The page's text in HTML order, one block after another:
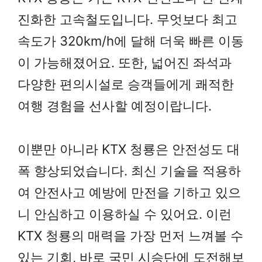
진화한 고속철도입니다. 무엇보다 최고
속도가 320km/h에 달해 더욱 빠른 이동
이 가능해졌어요. 또한, 넓어진 좌석과
다양한 편의시설로 승객들에게 쾌적한
여행 경험을 선사할 예정이랍니다.
이뿐만 아니라 KTX 청룡은 안전성도 대
폭 향상되었습니다. 최신 기술을 적용하
여 안전사고 예방에 만전을 기하고 있으
니 안심하고 이용하실 수 있어요. 이런
KTX 청룡의 매력을 가장 먼저 느껴볼 수
있는 기회, 바로 국민 시승단에 도전해보